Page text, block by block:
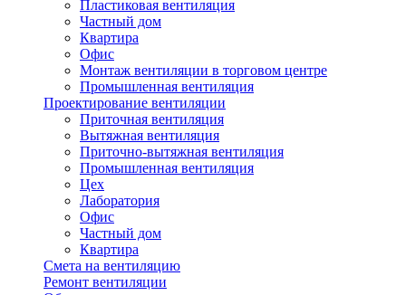
Пластиковая вентиляция
Частный дом
Квартира
Офис
Монтаж вентиляции в торговом центре
Промышленная вентиляция
Проектирование вентиляции
Приточная вентиляция
Вытяжная вентиляция
Приточно-вытяжная вентиляция
Промышленная вентиляция
Цех
Лаборатория
Офис
Частный дом
Квартира
Смета на вентиляцию
Ремонт вентиляции